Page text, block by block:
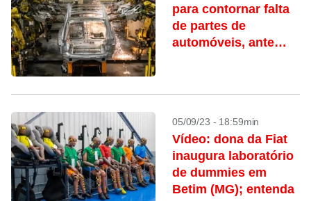
para contornar falta
de partes de
automóveis, ante
05/09/23 - 18:59min
Vídeo: dona da Fiat
inaugura laboratório
de dummies em
Betim (MG); entenda